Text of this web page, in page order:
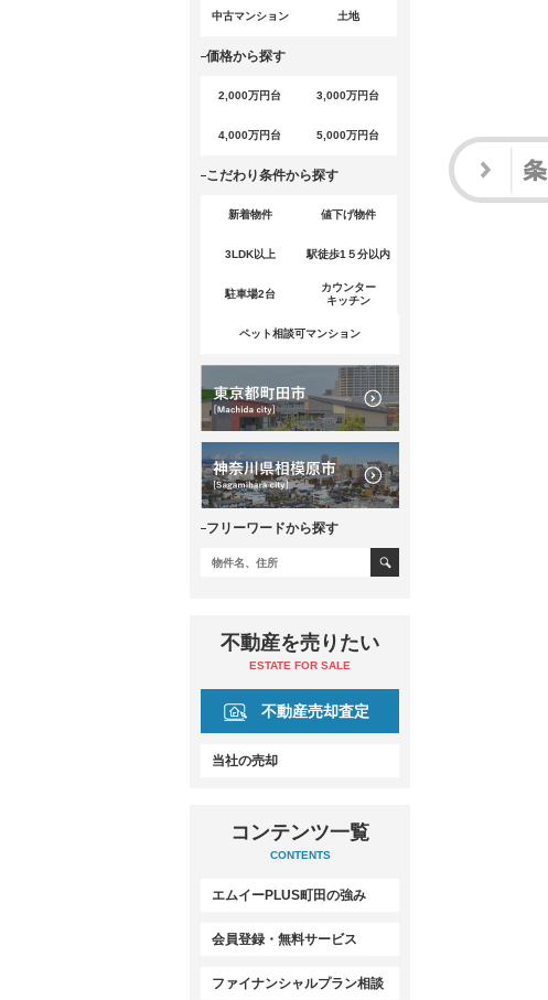
中古マンション 土地
価格から探す
2,000万円台 3,000万円台
4,000万円台 5,000万円台
こだわり条件から探す
新着物件 値下げ物件
3LDK以上 駅徒歩1５分以内
駐車場2台
カウンター
キッチン
ペット相談可マンション
フリーワードから探す
不動産を売りたい
ESTATE FOR SALE
不動産売却査定
当社の売却
コンテンツ一覧
CONTENTS
エムイーPLUS町田の強み
会員登録・無料サービス
ファイナンシャルプラン相談